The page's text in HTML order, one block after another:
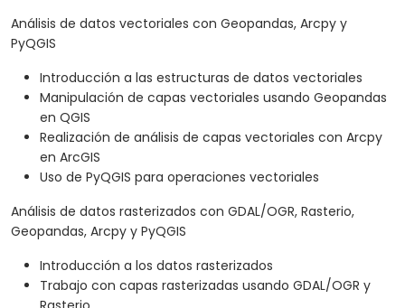
Análisis de datos vectoriales con Geopandas, Arcpy y
PyQGIS
Introducción a las estructuras de datos vectoriales
Manipulación de capas vectoriales usando Geopandas
en QGIS
Realización de análisis de capas vectoriales con Arcpy
en ArcGIS
Uso de PyQGIS para operaciones vectoriales
Análisis de datos rasterizados con GDAL/OGR, Rasterio,
Geopandas, Arcpy y PyQGIS
Introducción a los datos rasterizados
Trabajo con capas rasterizadas usando GDAL/OGR y